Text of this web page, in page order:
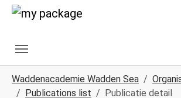
Skip to main content
Skip to page footer
Waddenacademie Wadden Sea
Publications list
Publicatie detail